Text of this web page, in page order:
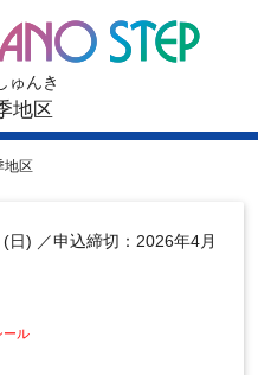
ゅんき
地区
地区
(日) ／申込締切：2026年4月
ール